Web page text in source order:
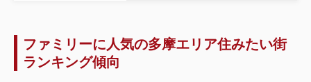
ファミリーに人気の多摩エリア住みたい街
ランキング傾向